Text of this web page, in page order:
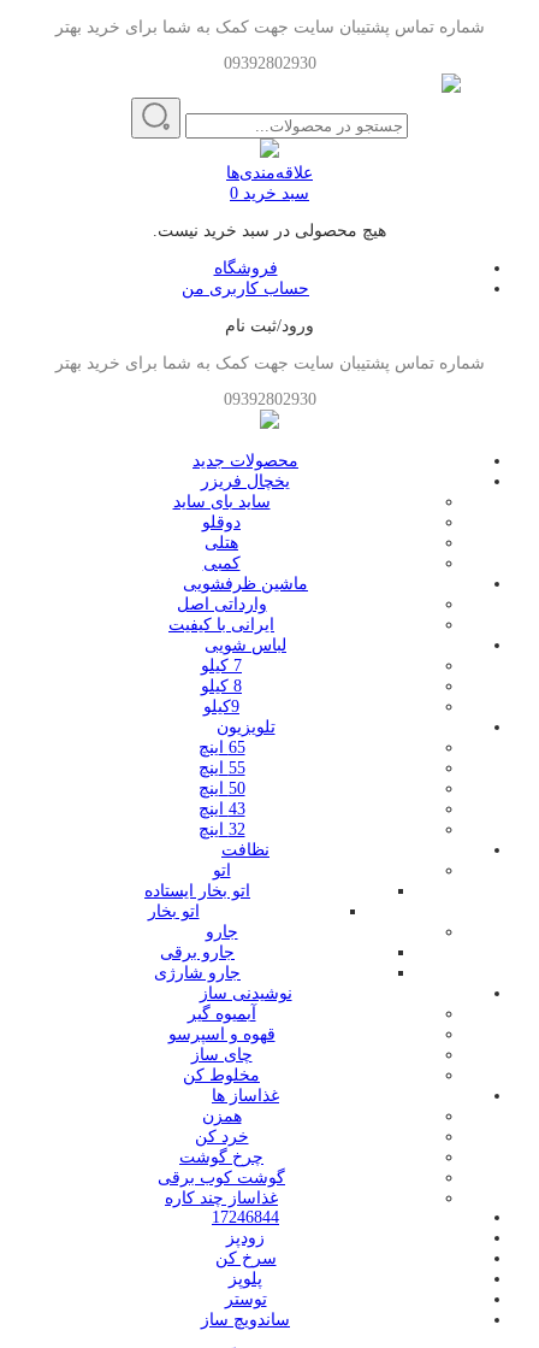
شماره تماس پشتیبان سایت جهت کمک به شما برای خرید بهتر
09392802930
علاقه‌مندی‌ها
سبد خرید 0
هیچ محصولی در سبد خرید نیست.
فروشگاه
حساب کاربری من
ورود/ثبت نام
شماره تماس پشتیبان سایت جهت کمک به شما برای خرید بهتر
09392802930
محصولات جدید
یخچال فریزر
ساید بای ساید
دوقلو
هتلی
کمبی
ماشین ظرفشویی
وارداتی اصل
ایرانی با کیفیت
لباس شویی
7 کیلو
8 کیلو
9کیلو
تلویزیون
65 اینچ
55 اینچ
50 اینچ
43 اینچ
32 اینچ
نظافت
اتو
اتو بخار ایستاده
اتو بخار
جارو
جارو برقی
جارو شارژی
نوشیدنی ساز
آبمیوه گیر
قهوه و اسپرسو
چای ساز
مخلوط کن
غذاساز ها
همزن
خرد کن
چرخ گوشت
گوشت کوب برقی
غذاساز چند کاره
17246844
زودپز
سرخ کن
پلوپز
توستر
ساندویچ ساز